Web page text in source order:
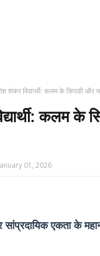
शंकर विद्यार्थी: कलम के सिपाही और
कलम के
01, 2026
एकता के